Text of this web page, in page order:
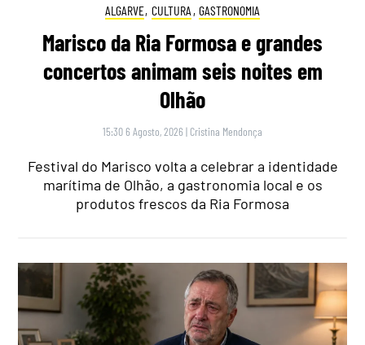
ALGARVE, CULTURA , GASTRONOMIA
Marisco da Ria Formosa e grandes
concertos animam seis noites em
Olhão
15:30 6 Agosto, 2026 | Cristina Mendonça
Festival do Marisco volta a celebrar a identidade
marítima de Olhão, a gastronomia local e os
produtos frescos da Ria Formosa